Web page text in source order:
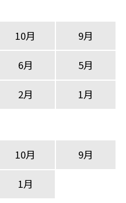
10月 9月
6月 5月
2月 1月
10月 9月
1月